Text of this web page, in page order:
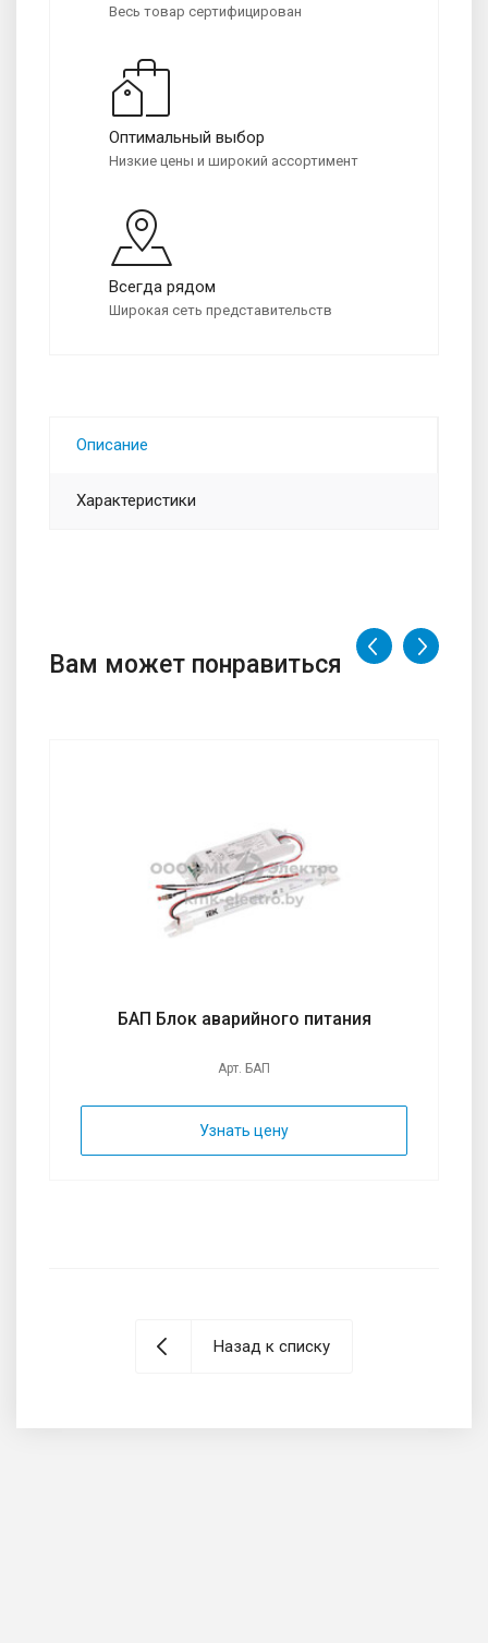
Весь товар сертифицирован
Оптимальный выбор
Низкие цены и широкий ассортимент
Всегда рядом
Широкая сеть представительств
Описание
Характеристики
Вам может понравиться
БАП Блок аварийного питания
Арт. БАП
Узнать цену
Назад к списку